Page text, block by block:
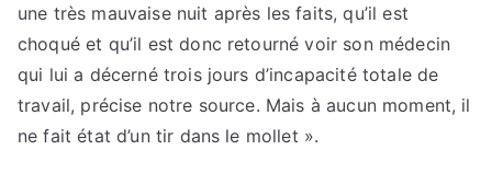
une très mauvaise nuit après les faits, qu’il est
choqué et qu’il est donc retourné voir son médecin
qui lui a décerné trois jours d’incapacité totale de
travail, précise notre source. Mais à aucun moment, il
ne fait état d’un tir dans le mollet ».